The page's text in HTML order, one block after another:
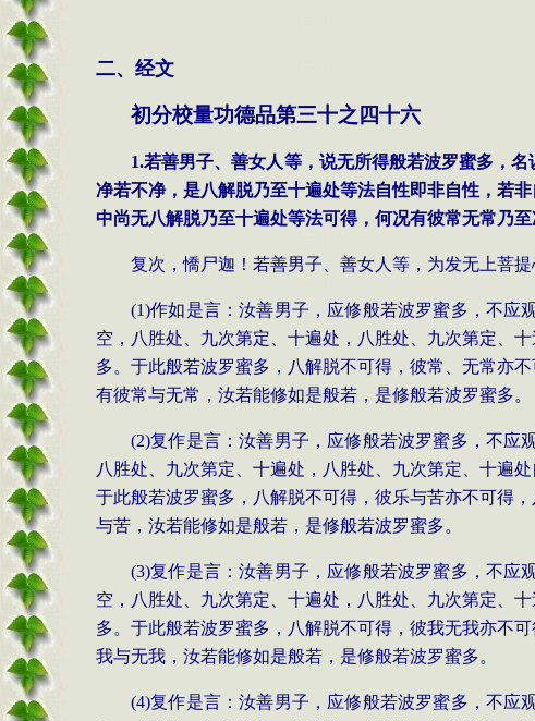
二、经文
初分校量功德品第三十之四十六
1.若善男子、善女人等，说无所得般若波罗蜜多，
净若不净，是八解脱乃至十遍处等法自性即非自性，若
中尚无八解脱乃至十遍处等法可得，何况有彼常无常乃
复次，憍尸迦！若善男子、善女人等，为发无上菩提
(1)作如是言：汝善男子，应修般若波罗蜜多，不应
空，八胜处、九次第定、十遍处，八胜处、九次第定、
多。于此般若波罗蜜多，八解脱不可得，彼常、无常亦
有彼常与无常，汝若能修如是般若，是修般若波罗蜜多。
(2)复作是言：汝善男子，应修般若波罗蜜多，不应
八胜处、九次第定、十遍处，八胜处、九次第定、十遍
于此般若波罗蜜多，八解脱不可得，彼乐与苦亦不可得
与苦，汝若能修如是般若，是修般若波罗蜜多。
(3)复作是言：汝善男子，应修般若波罗蜜多，不应
空，八胜处、九次第定、十遍处，八胜处、九次第定、
多。于此般若波罗蜜多，八解脱不可得，彼我无我亦不
我与无我，汝若能修如是般若，是修般若波罗蜜多。
(4)复作是言：汝善男子，应修般若波罗蜜多，不应